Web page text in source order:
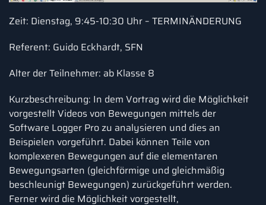
Zeit: Dienstag, 9:45-10:30 Uhr – TERMINÄNDERUNG
Referent: Guido Eckhardt, SFN
Alter der Teilnehmer: ab Klasse 8
Kurzbeschreibung: In dem Vortrag wird die Möglichkeit
vorgestellt Videos von Bewegungen mittels der
Software Logger Pro zu analysieren und dies an
Beispielen vorgeführt. Dabei können Teile von
komplexeren Bewegungen auf die elementaren
Bewegungsarten (gleichförmige und gleichmäßig
beschleunigt Bewegungen) zurückgeführt werden.
Ferner wird die Möglichkeit vorgestellt,